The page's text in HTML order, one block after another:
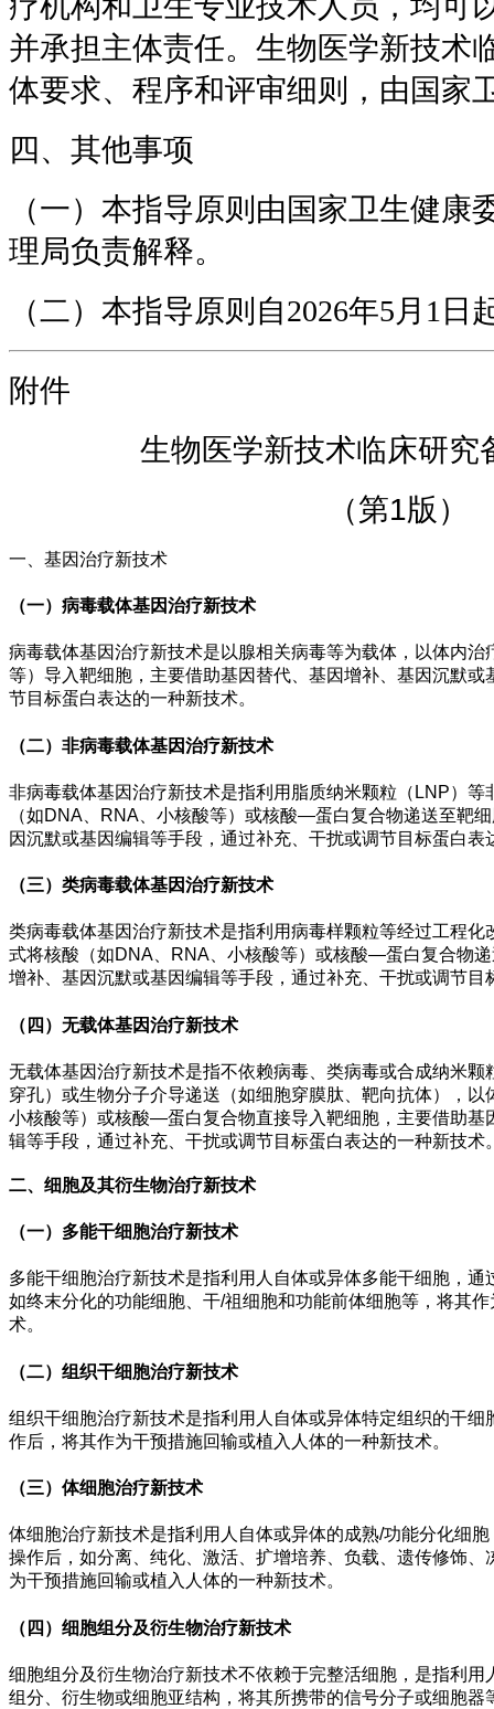
并承担主体责任。生物医学新技术
体要求、程序和评审细则，由国家
四、其他事项
（一）本指导原则由国家卫生健康
理局负责解释。
（二）本指导原则自2026年5月1日
附件
生物医学新技术临床研究
（第1版）
一、基因治疗新技术
（一）病毒载体基因治疗新技术
病毒载体基因治疗新技术是以腺相关病毒等为载体，以体内
等）导入靶细胞，主要借助基因替代、基因增补、基因沉默
节目标蛋白表达的一种新技术。
（二）非病毒载体基因治疗新技术
非病毒载体基因治疗新技术是指利用脂质纳米颗粒（LNP）
（如DNA、RNA、小核酸等）或核酸—蛋白复合物递送至靶
因沉默或基因编辑等手段，通过补充、干扰或调节目标蛋白表
（三）类病毒载体基因治疗新技术
类病毒载体基因治疗新技术是指利用病毒样颗粒等经过工程
式将核酸（如DNA、RNA、小核酸等）或核酸—蛋白复合物
增补、基因沉默或基因编辑等手段，通过补充、干扰或调节
（四）无载体基因治疗新技术
无载体基因治疗新技术是指不依赖病毒、类病毒或合成纳米
穿孔）或生物分子介导递送（如细胞穿膜肽、靶向抗体），
小核酸等）或核酸—蛋白复合物直接导入靶细胞，主要借助基
辑等手段，通过补充、干扰或调节目标蛋白表达的一种新技术
二、细胞及其衍生物治疗新技术
（一）多能干细胞治疗新技术
多能干细胞治疗新技术是指利用人自体或异体多能干细胞，
如终末分化的功能细胞、干/祖细胞和功能前体细胞等，将其
术。
（二）组织干细胞治疗新技术
组织干细胞治疗新技术是指利用人自体或异体特定组织的干
作后，将其作为干预措施回输或植入人体的一种新技术。
（三）体细胞治疗新技术
体细胞治疗新技术是指利用人自体或异体的成熟/功能分化细
操作后，如分离、纯化、激活、扩增培养、负载、遗传修饰
为干预措施回输或植入人体的一种新技术。
（四）细胞组分及衍生物治疗新技术
细胞组分及衍生物治疗新技术不依赖于完整活细胞，是指利
组分、衍生物或细胞亚结构，将其所携带的信号分子或细胞